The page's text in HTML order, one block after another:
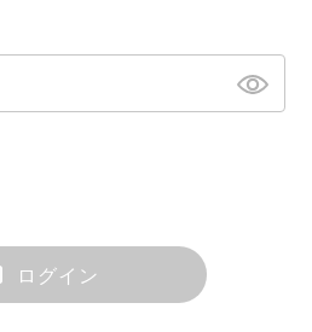
ログイン